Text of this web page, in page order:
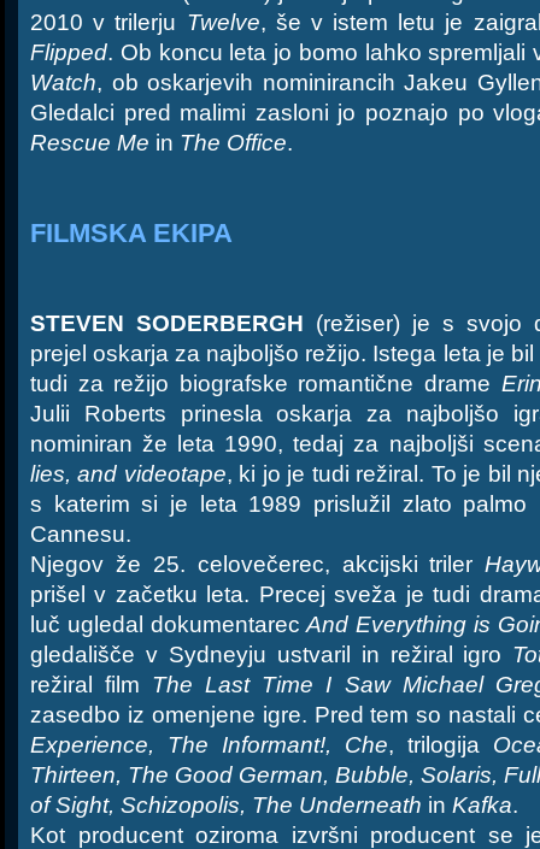
2010 v trilerju Twelve, še v istem letu je
Flipped. Ob koncu leta jo bomo lahko spremljali
Watch, ob oskarjevih nominirancih Jakeu
Gledalci pred malimi zasloni jo poznajo po
Rescue Me in The Office.
FILMSKA EKIPA
STEVEN SODERBERGH (režiser) je s svojo
prejel oskarja za najboljšo režijo. Istega leta je
tudi za režijo biografske romantične drame
Julii Roberts prinesla oskarja za najboljšo
nominiran že leta 1990, tedaj za najboljši
lies, and videotape, ki jo je tudi režiral. To je bil
s katerim si je leta 1989 prislužil zlato palmo
Cannesu.
Njegov že 25. celovečerec, akcijski triler
prišel v začetku leta. Precej sveža je tudi
luč ugledal dokumentarecAnd Everything is
gledališče v Sydneyju ustvaril in režiral igro
režiral film The Last Time I Saw Michael
zasedbo iz omenjene igre. Pred tem so nastali
Experience, The Informant!, Che, trilogija
Thirteen, The Good German, Bubble, Solaris,
of Sight, Schizopolis, The Underneath in Kafka.
Kot producent oziroma izvršni producent se